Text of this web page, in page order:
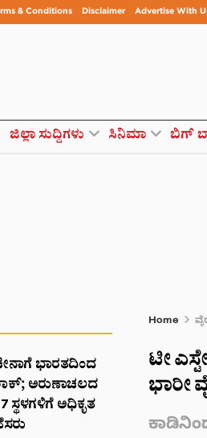
& Conditions Disclaimer Advertise With
ಜಿಲ್ಲಾ ಸುದ್ದಿಗಳು ಸಿನಿಮಾ ಬಿಗ್
Home
ಟೀ
ಭಾರೀ
ಭಾರತದಿಂದ
ಅರುಣಾಚಲದ
ಸ್ಥಳಗಳಿಗೆ ಅಧಿಕೃತ